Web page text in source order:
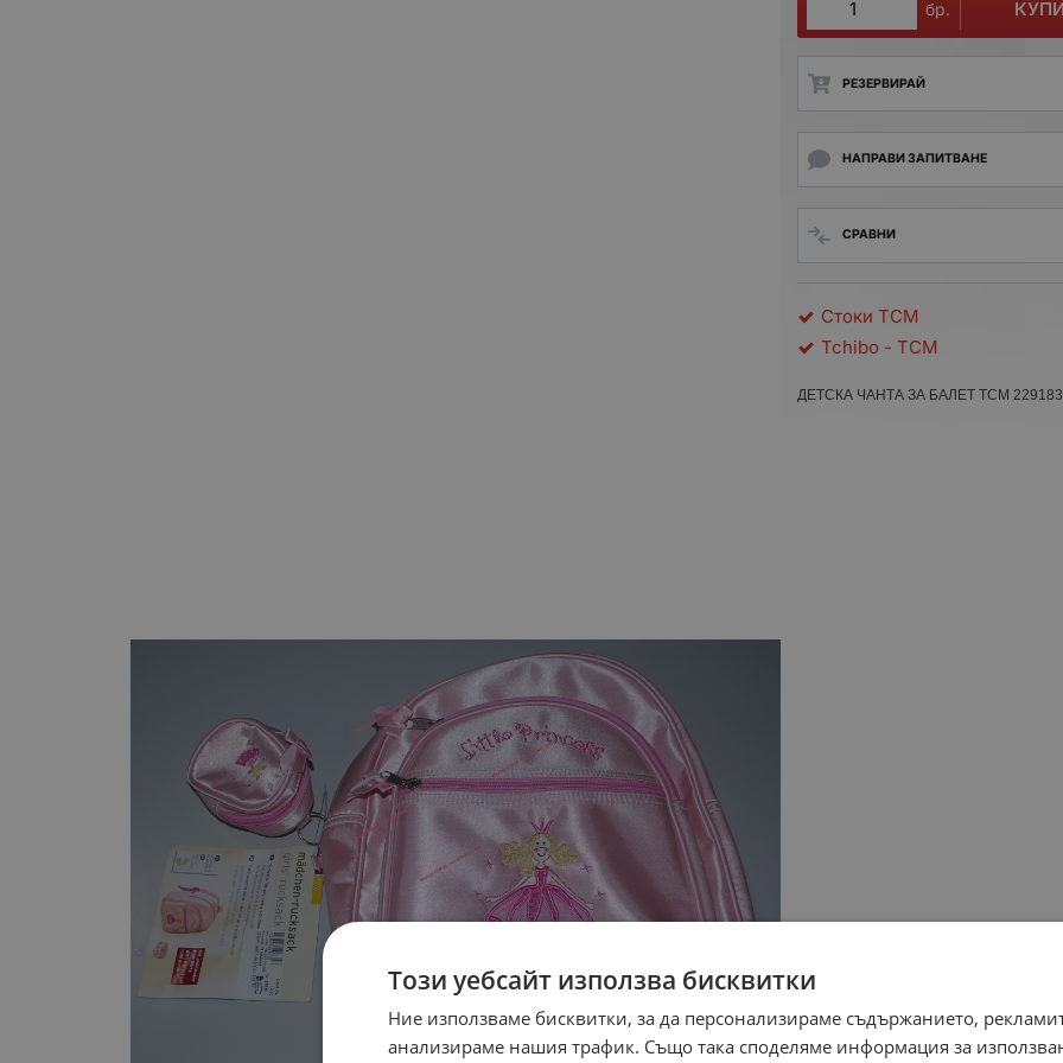
бр.
РЕЗЕРВИРАЙ
НАПРАВИ ЗАПИТВАНЕ
СРАВНИ
Стоки TCM
Tchibo - TCM
ДЕТСКА ЧАНТА ЗА БАЛЕТ TCM 229183
Този уебсайт използва бисквитки
Ние използваме бисквитки, за да персонализираме съдържанието,
анализираме нашия трафик. Също така споделяме информация за